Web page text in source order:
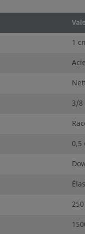
comme les
1
3/8
0,5